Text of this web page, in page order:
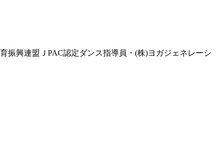
振興連盟ＪPAC認定ダンス指導員・(株)ヨガジェネレーシ